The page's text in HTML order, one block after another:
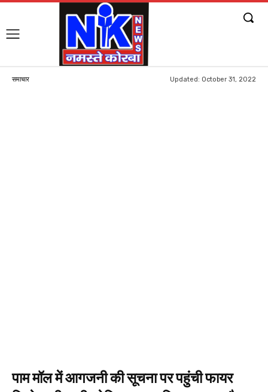
समाचार Updated: October 31, 2022
पाम मॉल में आगजनी की सूचना पर पहुंची फायर